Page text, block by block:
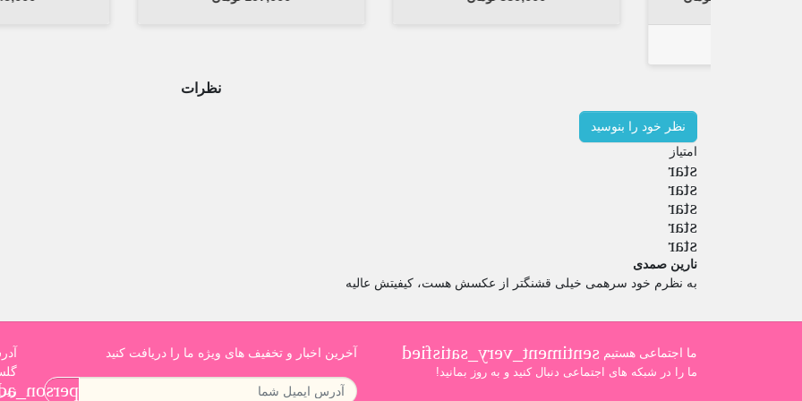
نظرات
نظر خود را بنوسید
امتیاز
star
star
star
star
star
نارین صمدی
به نظرم خود سرهمی خیلی قشنگتر از عکسش هست، کیفیتش عالیه
ما اجتماعی هستیم sentiment_very_satisfied
ما را در شبکه های اجتماعی دنبال کنید و به روز بمانید!
آخرین اخبار و تخفیف های ویژه ما را دریافت کنید